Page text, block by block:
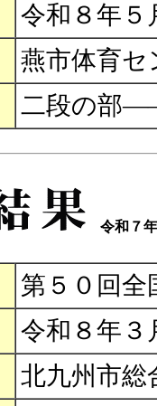
令和８年５
燕市体育セ
二段の部
令和７
第５０回全
令和８年３
北九州市総